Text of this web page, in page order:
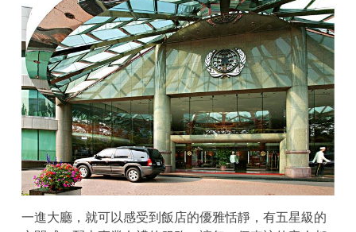
一進大廳，就可以感受到飯店的優雅恬靜，有五星級的